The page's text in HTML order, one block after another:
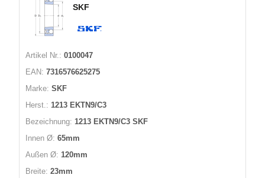
SKF
Artikel Nr.: 0100047
EAN: 7316576625275
Marke: SKF
Herst.: 1213 EKTN9/C3
Bezeichnung: 1213 EKTN9/C3 SKF
Innen Ø: 65mm
Außen Ø: 120mm
Breite: 23mm